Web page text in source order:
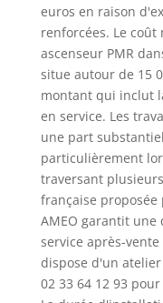
euros en raison
renforcées. Le
ascenseur PMR
situe autour de 15
montant qui inclut
en service. Les
une part
particulièrement
traversant
française
AMEO garantit
service après-
dispose d'un
02 33 64 12 93